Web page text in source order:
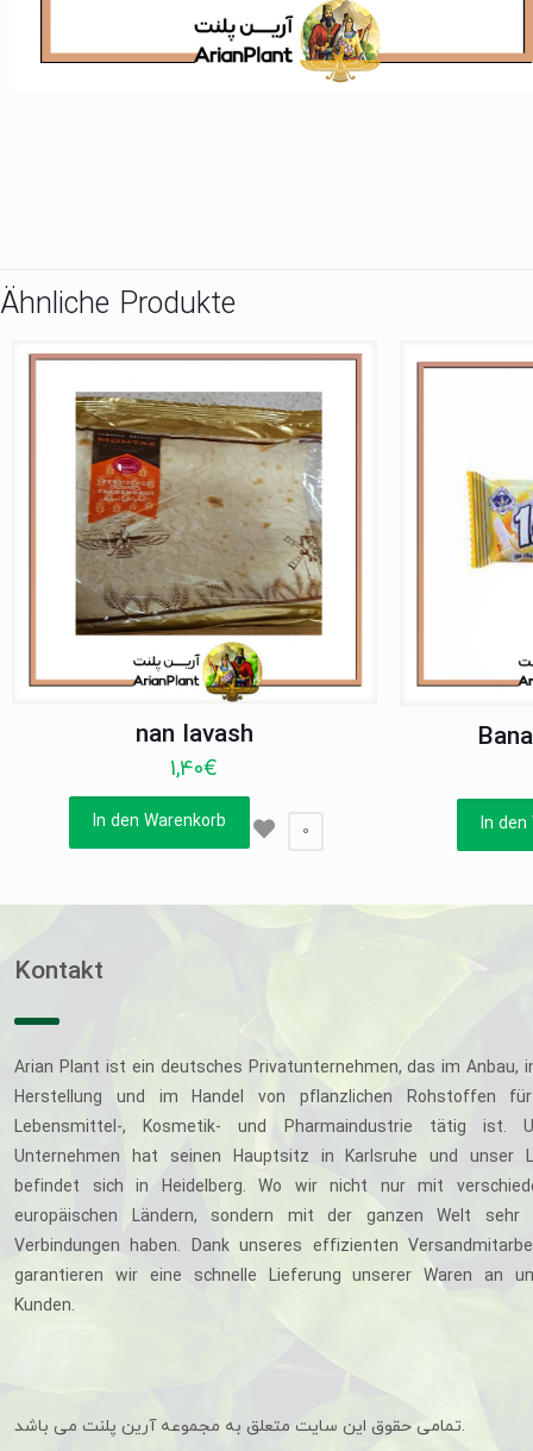
Ähnliche Produkte
nan lavash
1,40€
In den Warenkorb 0 In den
Kontakt
Arian Plant ist ein deutsches Privatunternehmen, das im Anbau,
Herstellung und im Handel von pflanzlichen Rohstoffen
Lebensmittel-, Kosmetik- und Pharmaindustrie tätig ist.
Unternehmen hat seinen Hauptsitz in Karlsruhe und unser
befindet sich in Heidelberg. Wo wir nicht nur mit
europäischen Ländern, sondern mit der ganzen Welt sehr
Verbindungen haben. Dank unseres effizienten
garantieren wir eine schnelle Lieferung unserer Waren an
Kunden.
تمامی حقوق این سایت متعلق به مجموعه آرین پلنت می باشد.